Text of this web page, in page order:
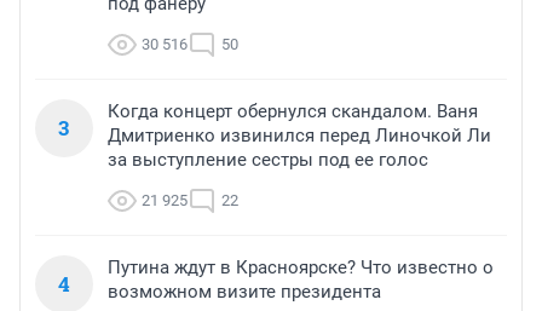
30 516 50
3
Когда концерт обернулся скандалом. Ваня
Дмитриенко извинился перед Линочкой Ли
за выступление сестры под ее голос
21 925 22
4
Путина ждут в Красноярске? Что известно о
возможном визите президента